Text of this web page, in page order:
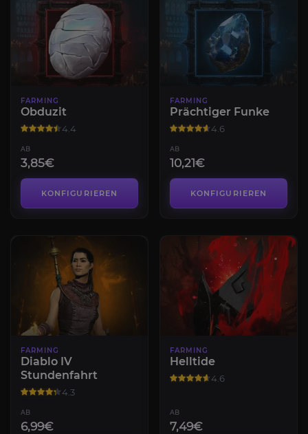
FARMING
Obduzit
4.4
AB
3,85€
KONFIGURIEREN
FARMING
Prächtiger Funke
4.6
AB
10,21€
KONFIGURIEREN
FARMING
Diablo IV
Stundenfahrt
4.3
AB
6,99€
FARMING
Helltide
4.6
AB
7,49€